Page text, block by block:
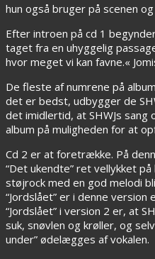
hun også bruger på scenen
Efter introen på cd 1
taget fra en uhyggelig
hvor meget vi kan favne.«
De fleste af numrene på
det er bedst, udbygger de
det imidlertid, at SHWJs
album på muligheden for at
Cd 2 er at foretrække. På
“Det ukendte” ret vellykket
støjrock med en god melodi
“Jordslået” er i denne
“Jordslået” i version 2 er, at
suk, snøvlen og krøller, og
under” ødelægges af vokalen.